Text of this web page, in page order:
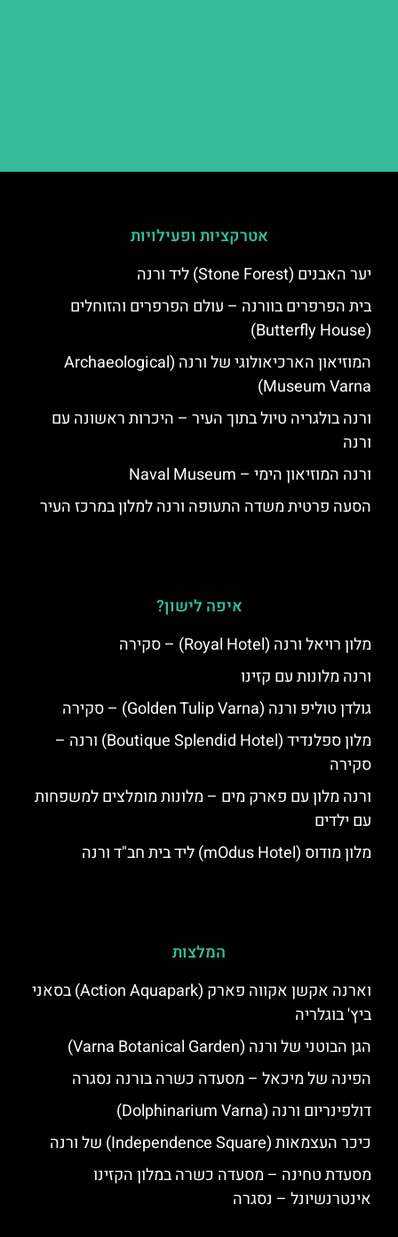
אטרקציות ופעילויות
יער האבנים (Stone Forest) ליד ורנה
בית הפרפרים בוורנה – עולם הפרפרים והזוחלים
(Butterfly House)
המוזיאון הארכיאולוגי של ורנה (Archaeological
Museum Varna)
ורנה בולגריה טיול בתוך העיר – היכרות ראשונה עם
ורנה
ורנה המוזיאון הימי – Naval Museum
הסעה פרטית משדה התעופה ורנה למלון במרכז העיר
איפה לישון?
מלון רויאל ורנה (Royal Hotel) – סקירה
ורנה מלונות עם קזינו
גולדן טוליפ ורנה (Golden Tulip Varna) – סקירה
מלון ספלנדיד (Boutique Splendid Hotel) ורנה –
סקירה
ורנה מלון עם פארק מים – מלונות מומלצים למשפחות
עם ילדים
מלון מודוס (mOdus Hotel) ליד בית חב"ד ורנה
המלצות
וארנה אקשן אקווה פארק (Action Aquapark) בסאני
ביץ' בוגלריה
הגן הבוטני של ורנה (Varna Botanical Garden)
הפינה של מיכאל – מסעדה כשרה בורנה נסגרה
דולפינריום ורנה (Dolphinarium Varna)
כיכר העצמאות (Independence Square) של ורנה
מסעדת טחינה – מסעדה כשרה במלון הקזינו
אינטרנשיונל – נסגרה